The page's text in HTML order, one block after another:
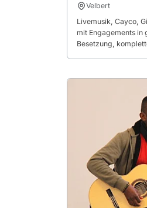
Velbert
Livemusik, Cayco,
mit Engagements in
Besetzung,